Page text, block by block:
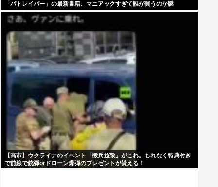
「パトレイバー」の最新書籍、マニアックすぎて誰が買うのか謎
【高市】ウクライナのイベント「徴兵拉致」がこれ。もれなく特典付き
で前線で銃弾orドローン爆弾のプレゼントが貰える！